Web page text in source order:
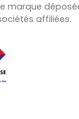
marque
affiliées.